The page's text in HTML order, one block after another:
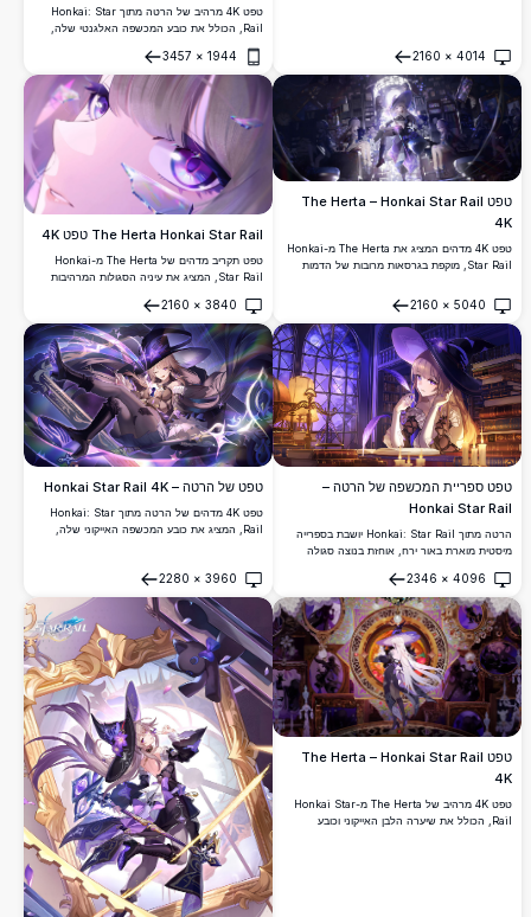
4014
×
2160
פתח
טפט 4K מרהיב של הרטה מתוך Honkai: Star
Rail, הכולל את כובע המכשפה האלגנטי שלה,
מבטאים פרחוניים סגולים, תלבושת קסם כהה,
ספרים מרחפים, מסגרות זהב ורקע קוסמי חלומי.
1944
×
3457
פתח
טפט The Herta – Honkai Star Rail
4K
טפט 4K מדהים המציג את The Herta מ-Honkai
Star Rail, מוקפת בגרסאות מרובות של הדמות
אקצנטים פרחוניים כחולים, תאורה קסומה ואמנות
אנימה ברזולוציה גבוהה במיוחד.
5040
×
2160
פתח
The Herta Honkai Star Rail טפט 4K
טפט תקריב מדהים של The Herta מ-Honkai
Star Rail, המציג את עיניה הסגולות המרהיבות
באווירה ורודה-סגולה חלומית. רקע שולחן עבודה
מושלם ברזולוציה גבוהה.
3840
×
2160
פתח
טפט ספריית המכשפה של הרטה –
Honkai Star Rail
הרטה מתוך Honkai: Star Rail יושבת בספרייה
מיסטית מוארת באור ירח, אוחזת בנוצה סגולה
ברזולוציית 4K עם אווירה קסומה.
4096
×
2346
פתח
טפט של הרטה – Honkai Star Rail 4K
טפט 4K מדהים של הרטה מתוך Honkai: Star
Rail, המציג את כובע המכשפה האייקוני שלה,
לרקעי שולחן עבודה.
3960
×
2280
פתח
טפט The Herta – Honkai Star Rail
4K
טפט 4K מרהיב של The Herta מ-Honkai Star
Rail, הכולל את שיערה הלבן האייקוני וכובע